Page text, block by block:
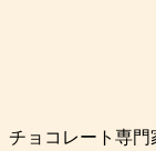
チョコレート専門